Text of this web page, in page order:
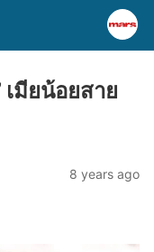
เมียน้อยสาย
8 years ago